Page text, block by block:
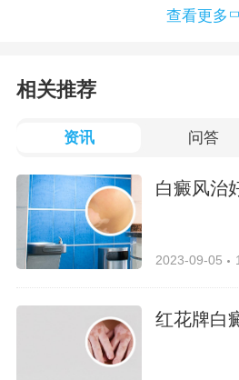
查看更多
相关推荐
资讯 问答
白癜风治
2023-09-05
红花牌白